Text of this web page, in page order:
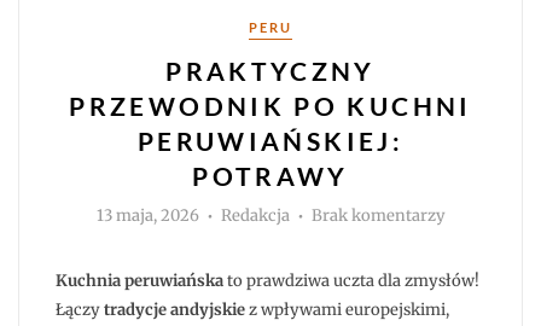
Kategorie
PERU
PRAKTYCZNY
PRZEWODNIK PO KUCHNI
PERUWIAŃSKIEJ:
POTRAWY
13 maja, 2026 Autor
Redakcja Brak komentarzydo
kuchni
potrawy
Kuchnia peruwiańskato prawdziwa uczta dla zmysłów!
Łączytradycje andyjskiez wpływami europejskimi,